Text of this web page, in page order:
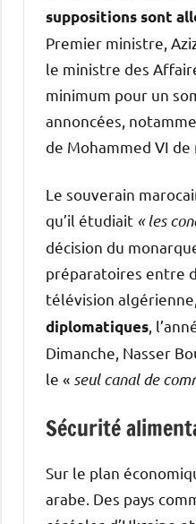
suppositions sont
Premier ministre,
le ministre des
minimum pour un
annoncées,
de Mohammed VI
Le souverain
qu’il étudiait « les
décision du
préparatoires entre
télévision
diplomatiques ,
Dimanche, Nasser
le « seul canal de
Sécurité
Sur le plan
arabe. Des pays